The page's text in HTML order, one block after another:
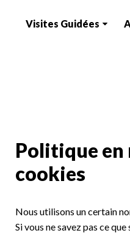
Visites Guidées
Politique en
cookies
Nous utilisons un certain
Si vous ne savez pas ce